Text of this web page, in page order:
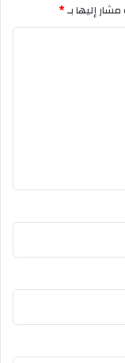
مشار إليها بـ*